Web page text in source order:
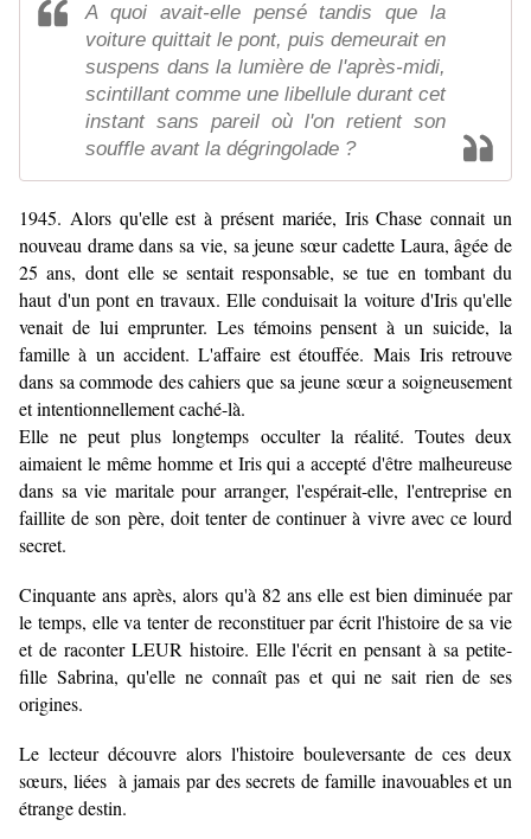
A quoi avait-elle pensé tandis que la
voiture quittait le pont, puis demeurait en
suspens dans la lumière de l'après-midi,
scintillant comme une libellule durant cet
instant sans pareil où l'on retient son
souffle avant la dégringolade ?
1945. Alors qu'elle est à présent mariée, Iris Chase connait un
nouveau drame dans sa vie, sa jeune sœur cadette Laura, âgée de
25 ans, dont elle se sentait responsable, se tue en tombant du
haut d'un pont en travaux. Elle conduisait la voiture d'Iris qu'elle
venait de lui emprunter. Les témoins pensent à un suicide, la
famille à un accident. L'affaire est étouffée. Mais Iris retrouve
dans sa commode des cahiers que sa jeune sœur a soigneusement
et intentionnellement caché-là.
Elle ne peut plus longtemps occulter la réalité. Toutes deux
aimaient le même homme et Iris qui a accepté d'être malheureuse
dans sa vie maritale pour arranger, l'espérait-elle, l'entreprise en
faillite de son père, doit tenter de continuer à vivre avec ce lourd
secret.
Cinquante ans après, alors qu'à 82 ans elle est bien diminuée par
le temps, elle va tenter de reconstituer par écrit l'histoire de sa vie
et de raconter LEUR histoire. Elle l'écrit en pensant à sa petite-
fille Sabrina, qu'elle ne connaît pas et qui ne sait rien de ses
origines.
Le lecteur découvre alors l'histoire bouleversante de ces deux
sœurs, liées à jamais par des secrets de famille inavouables et un
étrange destin.